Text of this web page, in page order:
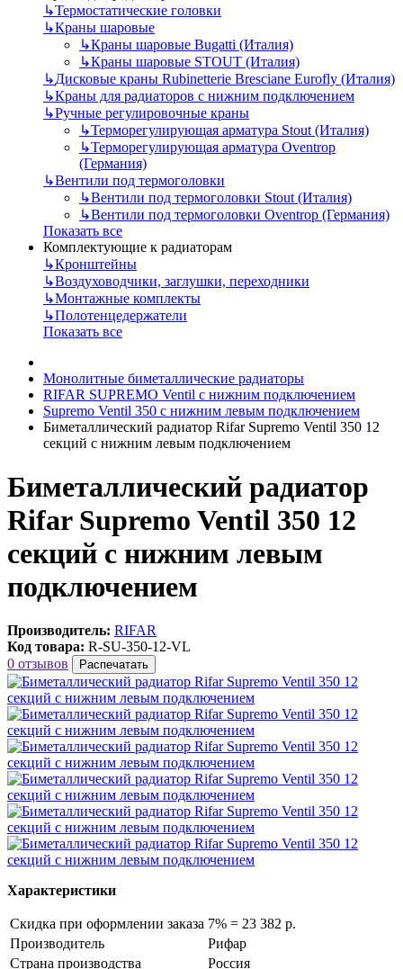
↳Термостатические головки
↳Краны шаровые
↳Краны шаровые Bugatti (Италия)
↳Краны шаровые STOUT (Италия)
↳Дисковые краны Rubinetterie Bresciane Eurofly (Италия)
↳Краны для радиаторов с нижним подключением
↳Ручные регулировочные краны
↳Терморегулирующая арматура Stout (Италия)
↳Терморегулирующая арматура Oventrop
(Германия)
↳Вентили под термоголовки
↳Вентили под термоголовки Stout (Италия)
↳Вентили под термоголовки Oventrop (Германия)
Показать все
Комплектующие к радиаторам
↳Кронштейны
↳Воздуховодчики, заглушки, переходники
↳Монтажные комплекты
↳Полотенцедержатели
Показать все
Монолитные биметаллические радиаторы
RIFAR SUPREMO Ventil с нижним подключением
Supremo Ventil 350 с нижним левым подключением
Биметаллический радиатор Rifar Supremo Ventil 350 12
секций с нижним левым подключением
Биметаллический радиатор
Rifar Supremo Ventil 350 12
секций с нижним левым
подключением
Производитель: RIFAR
Код товара: R-SU-350-12-VL
0 отзывов
Распечатать
Характеристики
Скидка при оформлении заказа 7% = 23 382 р.
Производитель
Рифар
Страна производства
Россия